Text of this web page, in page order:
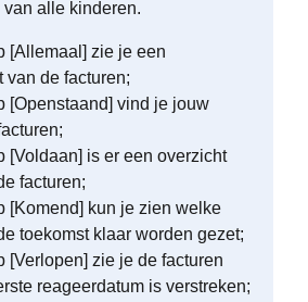
alle kinderen.
[Allemaal] zie je een
van de facturen;
[Openstaand] vind je jouw
[Voldaan] is er een overzicht
facturen;
[Komend] kun je zien welke
toekomst klaar worden gezet;
[Verlopen] zie je de facturen
reageerdatum is verstreken;